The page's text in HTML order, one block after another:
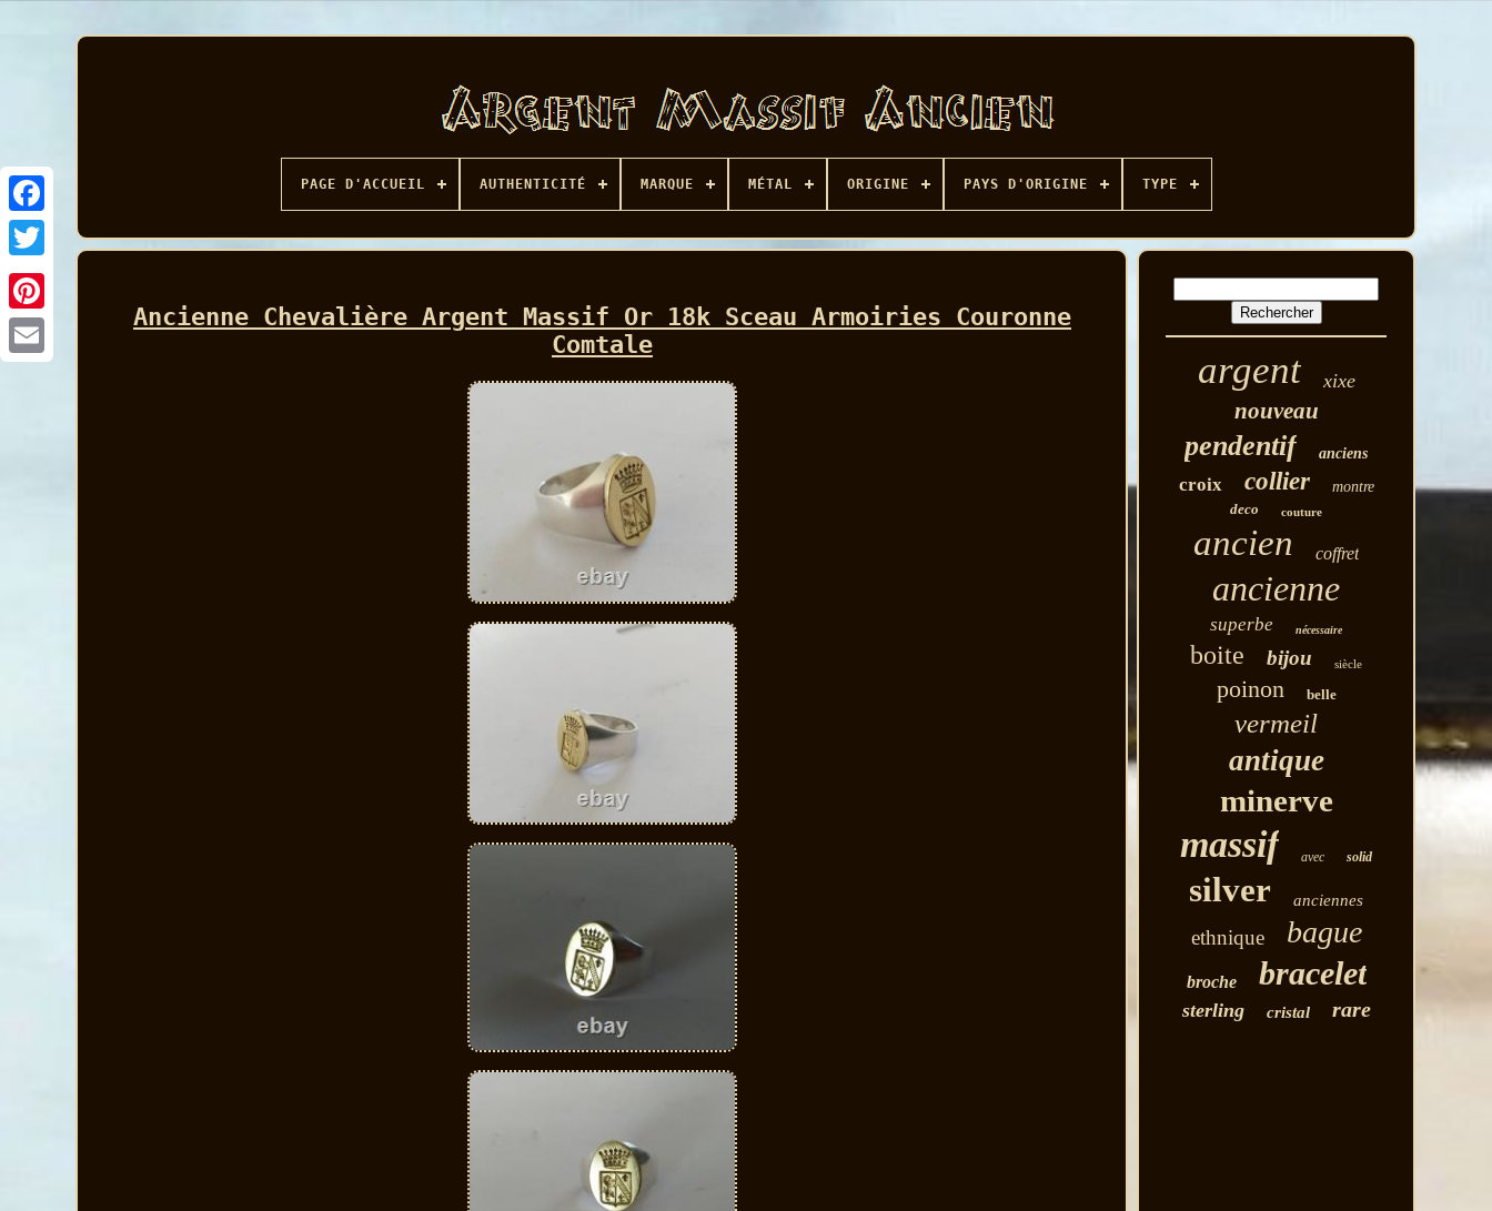
Facebook
PAGE D'ACCUEIL AUTHENTICITÉ MARQUE MÉTAL ORIGINE PAYS D'ORIGINE TYPE
Ancienne Chevalière Argent Massif Or 18k Sceau Armoiries Couronne
Comtale
argent xixe
nouveau
pendentif anciens
croix collier
montre
deco
couture
ancien coffret
ancienne
superbe nécessaire
boite bijou siècle
poinon belle
vermeil
antique
minerve
massif avec solid
silver anciennes
ethnique bague
broche bracelet
sterling cristal rare